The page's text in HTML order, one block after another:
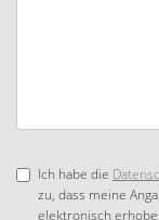
Ich habe die
zu, dass meine
elektronisch